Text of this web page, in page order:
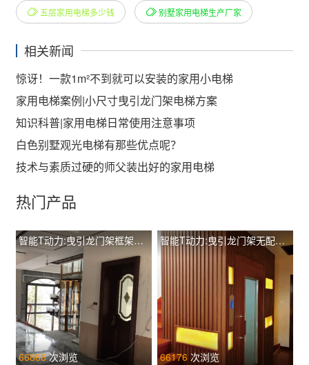
五层家用电梯多少钱 别墅家用电梯生产厂家
相关新闻
惊讶！一款1m²不到就可以安装的家用小电梯
家用电梯案例|小尺寸曳引龙门架电梯方案
知识科普|家用电梯日常使用注意事项
白色别墅观光电梯有那些优点呢？
技术与素质过硬的师父装出好的家用电梯
热门产品
智能T动力:曳引龙门架框架观光有配重TIL-L T260
66866 次浏览
智能T动力:曳引龙门架无配重土建井道手动门 TIL-L T400
66176 次浏览